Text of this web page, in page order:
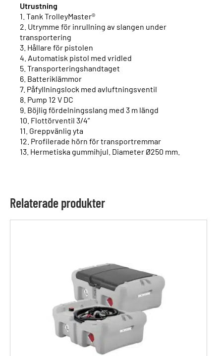
Utrustning
1. Tank TrolleyMaster®
2. Utrymme för inrullning av slangen under
transportering
3. Hållare för pistolen
4. Automatisk pistol med vridled
5. Transporteringshandtaget
6. Batteriklämmor
7. Påfyllningslock med avluftningsventil
8. Pump 12 V DC
9. Böjlig fördelningsslang med 3 m längd
10. Flottörventil 3/4”
11. Greppvänlig yta
12. Profilerade hörn för transportremmar
13. Hermetiska gummihjul. Diameter Ø250 mm.
Relaterade produkter